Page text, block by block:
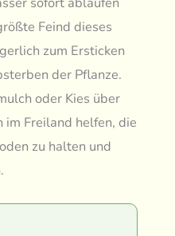
Feind dieses
zum Ersticken
der Pflanze.
oder Kies über
Freiland helfen, die
zu halten und